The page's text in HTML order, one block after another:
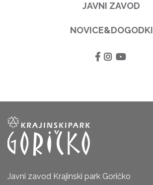
JAVNI ZAVOD
NOVICE&DOGODKI
Javni zavod Krajinski park Goričko